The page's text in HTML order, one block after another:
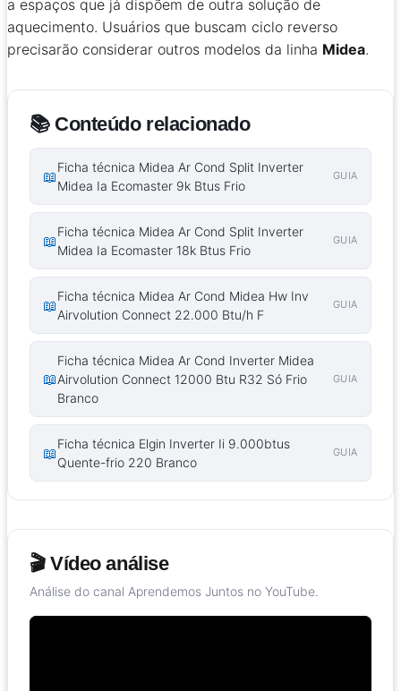
a espaços que já dispõem de outra solução de
aquecimento. Usuários que buscam ciclo reverso
precisarão considerar outros modelos da linha Midea.
📚 Conteúdo relacionado
📖
Ficha técnica Midea Ar Cond Split Inverter
Midea Ia Ecomaster 9k Btus Frio
GUIA
📖
Ficha técnica Midea Ar Cond Split Inverter
Midea Ia Ecomaster 18k Btus Frio
GUIA
📖
Ficha técnica Midea Ar Cond Midea Hw Inv
Airvolution Connect 22.000 Btu/h F
GUIA
📖
Ficha técnica Midea Ar Cond Inverter Midea
Airvolution Connect 12000 Btu R32 Só Frio
Branco
GUIA
📖
Ficha técnica Elgin Inverter Ii 9.000btus
Quente-frio 220 Branco
GUIA
🎬 Vídeo análise
Análise do canal Aprendemos Juntos no YouTube.